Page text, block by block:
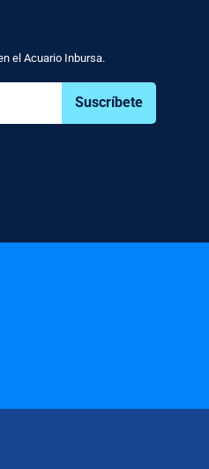
el Acuario Inbursa.
Suscríbete